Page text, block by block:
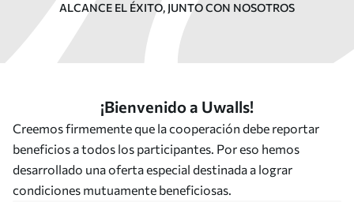
ALCANCE EL ÉXITO, JUNTO CON NOSOTROS
¡Bienvenido a Uwalls!
Creemos firmemente que la cooperación debe reportar
beneficios a todos los participantes. Por eso hemos
desarrollado una oferta especial destinada a lograr
condiciones mutuamente beneficiosas.